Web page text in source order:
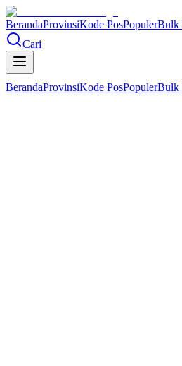
BerandaProvinsiKode PosPopulerBulk
Cari
BerandaProvinsiKode PosPopulerBulk